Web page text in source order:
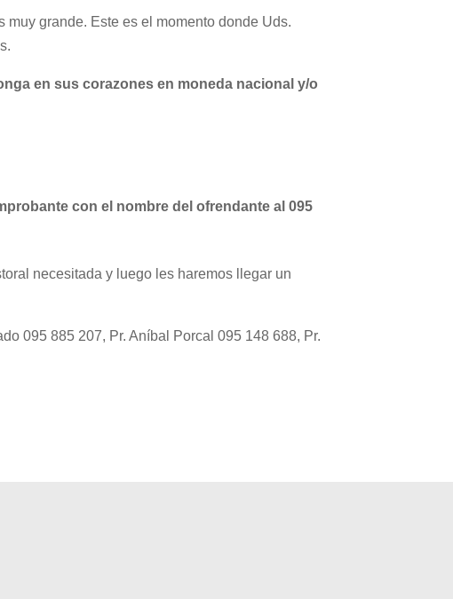
grande. Este es el momento donde Uds.
en sus corazones en moneda nacional y/o
con el nombre del ofrendante al 095
necesitada y luego les haremos llegar un
095 885 207, Pr. Aníbal Porcal 095 148 688, Pr.